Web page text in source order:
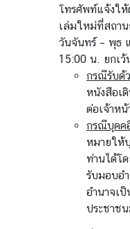
โทรศัพท์แจ้งให้
เล่มใหม่ที่สถา
วันจันทร์ – พุธ
15:00 น. ยกเว้
กรณีรับด้
หนังสือเ
ต่อเจ้าห
กรณีบุคค
หมายให้
ท่านได้โ
รับมอบอ
อำนาจเ
ประชาช